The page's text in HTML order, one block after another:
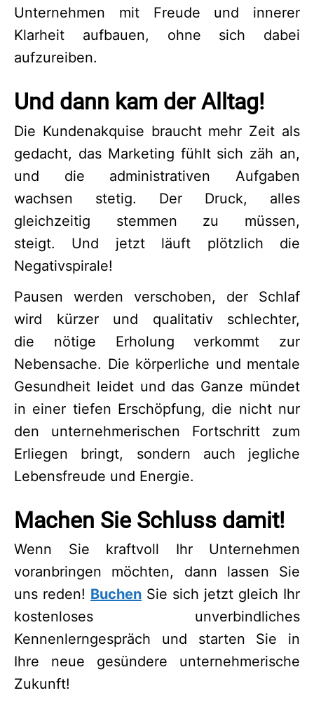
Unternehmen mit Freude und innerer
Klarheit aufbauen, ohne sich dabei
aufzureiben.
Und dann kam der Alltag!
Die Kundenakquise braucht mehr Zeit als
gedacht, das Marketing fühlt sich zäh an,
und die administrativen Aufgaben
wachsen stetig. Der Druck, alles
gleichzeitig stemmen zu müssen,
steigt. Und jetzt läuft plötzlich die
Negativspirale!
Pausen werden verschoben, der Schlaf
wird kürzer und qualitativ schlechter,
die nötige Erholung verkommt zur
Nebensache. Die körperliche und mentale
Gesundheit leidet und das Ganze mündet
in einer tiefen Erschöpfung, die nicht nur
den unternehmerischen Fortschritt zum
Erliegen bringt, sondern auch jegliche
Lebensfreude und Energie.
Machen Sie Schluss damit!
Wenn Sie kraftvoll Ihr Unternehmen
voranbringen möchten, dann lassen Sie
uns reden! Buchen Sie sich jetzt gleich Ihr
kostenloses unverbindliches
Kennenlerngespräch und starten Sie in
Ihre neue gesündere unternehmerische
Zukunft!